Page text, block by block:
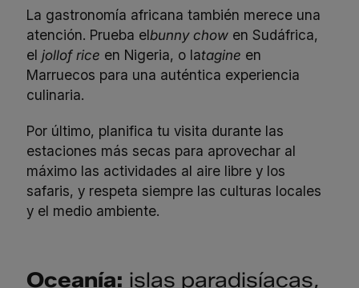
La gastronomía africana también merece una
atención. Prueba elbunny chow en Sudáfrica,
eljollof rice en Nigeria, o latagine en
Marruecos para una auténtica experiencia
culinaria.
Por último, planifica tu visita durante las
estaciones más secas para aprovechar al
máximo las actividades al aire libre y los
safaris, y respeta siempre las culturas locales
y el medio ambiente.
Oceanía: islas paradisíacas,